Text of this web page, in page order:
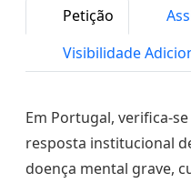
Petição
Visibilidade
Em Portugal, verifica-
resposta institucional
doença mental grave,